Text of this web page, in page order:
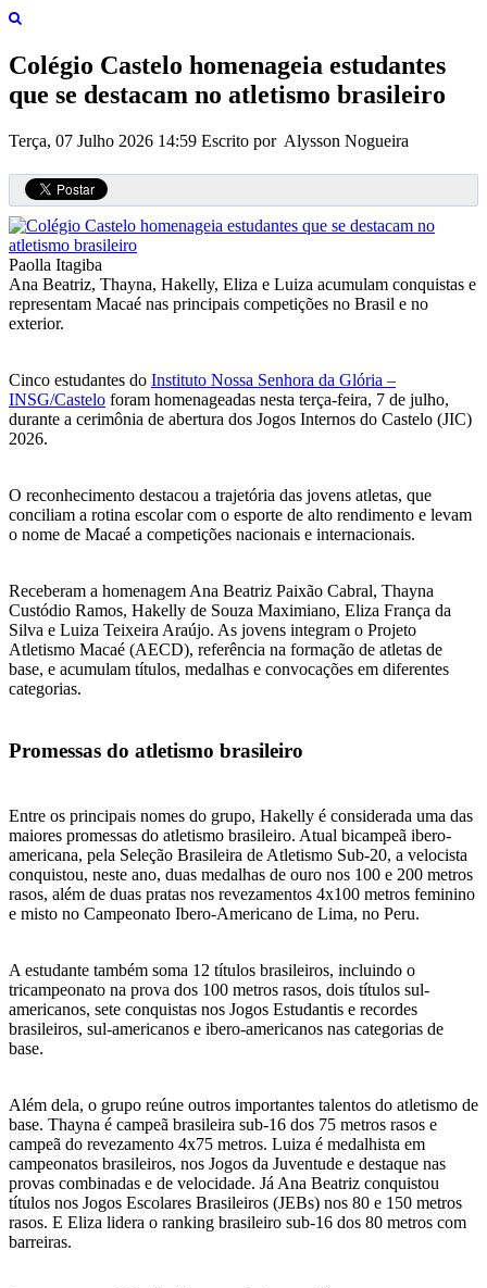
Colégio Castelo homenageia estudantes
que se destacam no atletismo brasileiro
Terça, 07 Julho 2026 14:59 Escrito por Alysson Nogueira
Paolla Itagiba
Ana Beatriz, Thayna, Hakelly, Eliza e Luiza acumulam conquistas e
representam Macaé nas principais competições no Brasil e no
exterior.
Cinco estudantes do Instituto Nossa Senhora da Glória –
INSG/Castelo foram homenageadas nesta terça-feira, 7 de julho,
durante a cerimônia de abertura dos Jogos Internos do Castelo (JIC)
2026.
O reconhecimento destacou a trajetória das jovens atletas, que
conciliam a rotina escolar com o esporte de alto rendimento e levam
o nome de Macaé a competições nacionais e internacionais.
Receberam a homenagem Ana Beatriz Paixão Cabral, Thayna
Custódio Ramos, Hakelly de Souza Maximiano, Eliza França da
Silva e Luiza Teixeira Araújo. As jovens integram o Projeto
Atletismo Macaé (AECD), referência na formação de atletas de
base, e acumulam títulos, medalhas e convocações em diferentes
categorias.
Promessas do atletismo brasileiro
Entre os principais nomes do grupo, Hakelly é considerada uma das
maiores promessas do atletismo brasileiro. Atual bicampeã ibero-
americana, pela Seleção Brasileira de Atletismo Sub-20, a velocista
conquistou, neste ano, duas medalhas de ouro nos 100 e 200 metros
rasos, além de duas pratas nos revezamentos 4x100 metros feminino
e misto no Campeonato Ibero-Americano de Lima, no Peru.
A estudante também soma 12 títulos brasileiros, incluindo o
tricampeonato na prova dos 100 metros rasos, dois títulos sul-
americanos, sete conquistas nos Jogos Estudantis e recordes
brasileiros, sul-americanos e ibero-americanos nas categorias de
base.
Além dela, o grupo reúne outros importantes talentos do atletismo de
base. Thayna é campeã brasileira sub-16 dos 75 metros rasos e
campeã do revezamento 4x75 metros. Luiza é medalhista em
campeonatos brasileiros, nos Jogos da Juventude e destaque nas
provas combinadas e de velocidade. Já Ana Beatriz conquistou
títulos nos Jogos Escolares Brasileiros (JEBs) nos 80 e 150 metros
rasos. E Eliza lidera o ranking brasileiro sub-16 dos 80 metros com
barreiras.